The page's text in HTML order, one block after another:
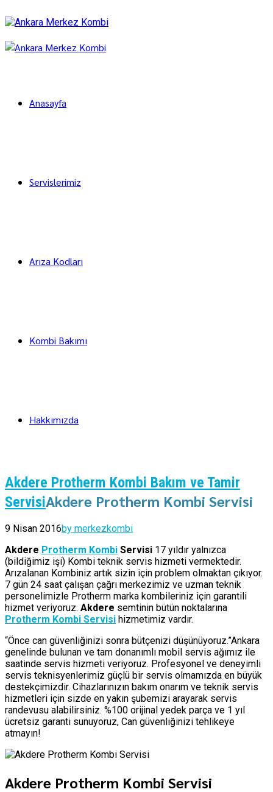
Anasayfa
Servislerimiz
Arıza Kodları
Kombi Bakımı
Hakkımızda
Akdere Protherm Kombi Bakım ve Tamir
ServisiAkdere Protherm Kombi Servisi
9 Nisan 2016by merkezkombi
Akdere Protherm Kombi Servisi 17 yıldır yalnızca
(bildiğimiz işi) Kombi teknik servis hizmeti vermektedir.
Arızalanan Kombiniz artık sizin için problem olmaktan çıkıyor.
7 gün 24 saat çalışan çağrı merkezimiz ve uzman teknik
personelimizle Protherm marka kombileriniz için garantili
hizmet veriyoruz. Akdere semtinin bütün noktalarına
Protherm Kombi Servisi hizmetimiz vardır.
“Önce can güvenliğinizi sonra bütçenizi düşünüyoruz.”Ankara
genelinde bulunan ve tam donanımlı mobil servis ağımız ile
saatinde servis hizmeti veriyoruz. Profesyonel ve deneyimli
servis teknisyenlerimiz güçlü bir servis olmamızda en büyük
destekçimizdir. Cihazlarınızın bakım onarım ve teknik servis
hizmetleri için sizde en yakın şubemizi arayarak servis
randevusu alabilirsiniz. %100 orijinal yedek parça ve 1 yıl
ücretsiz garanti sunuyoruz, Can güvenliğinizi tehlikeye
atmayın!
Akdere Protherm Kombi Servisi